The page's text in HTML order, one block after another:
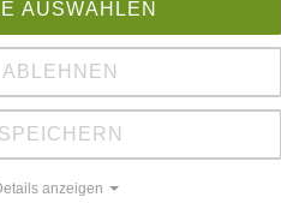
AUSWÄHLEN
ABLEHNEN
SPEICHERN
anzeigen